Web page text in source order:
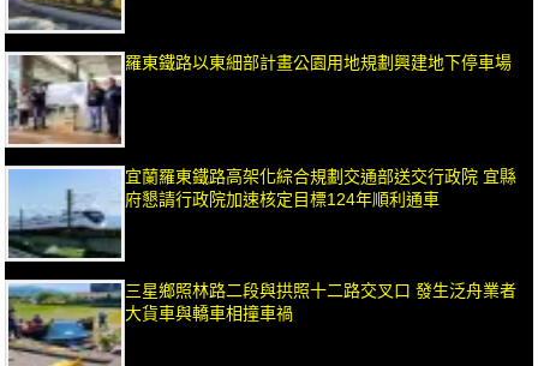
羅東鐵路以東細部計畫公園用地規劃興建地下停車場
宜蘭羅東鐵路高架化綜合規劃交通部送交行政院 宜縣
府懇請行政院加速核定目標124年順利通車
三星鄉照林路二段與拱照十二路交叉口 發生泛舟業者
大貨車與轎車相撞車禍